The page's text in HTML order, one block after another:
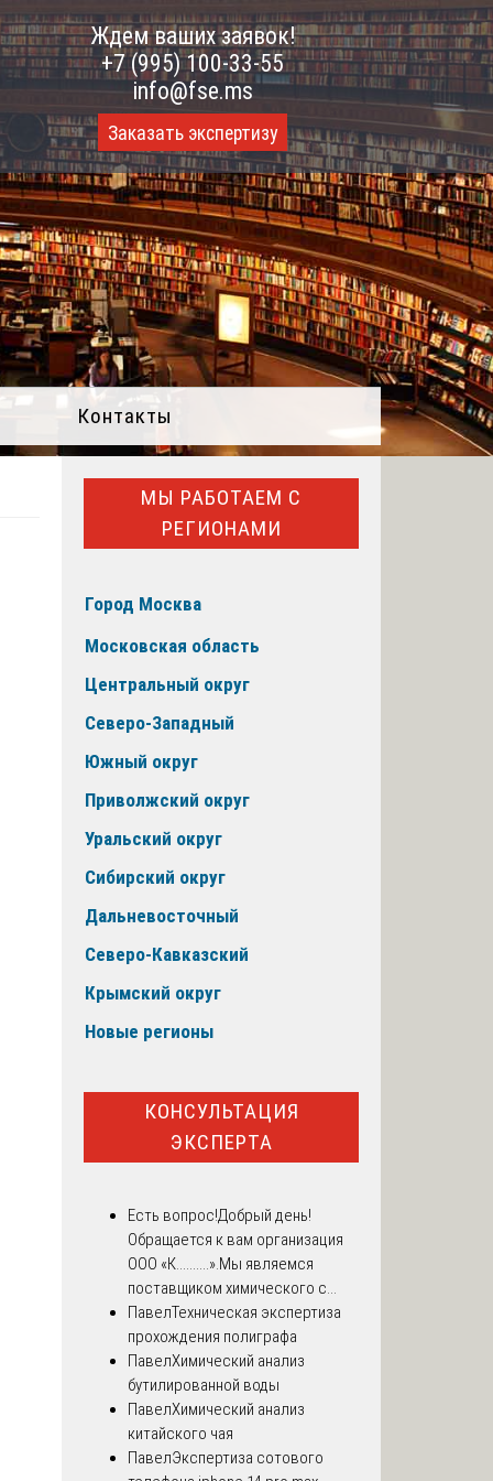
Ждем ваших заявок!
+7 (995) 100-33-55
info@fse.ms
Заказать экспертизу
Контакты
МЫ РАБОТАЕМ С
РЕГИОНАМИ
Город Москва
Московская область
Центральный округ
Северо-Западный
Южный округ
Приволжский округ
Уральский округ
Сибирский округ
Дальневосточный
Северо-Кавказский
Крымский округ
Новые регионы
КОНСУЛЬТАЦИЯ
ЭКСПЕРТА
Есть вопрос!Добрый день!
Обращается к вам организация
ООО «К..........».Мы являемся
поставщиком химического с...
ПавелТехническая экспертиза
прохождения полиграфа
ПавелХимический анализ
бутилированной воды
ПавелХимический анализ
китайского чая
ПавелЭкспертиза сотового